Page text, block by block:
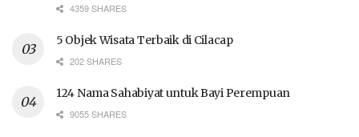
4359 SHARES
5 Objek Wisata Terbaik di Cilacap
202 SHARES
124 Nama Sahabiyat untuk Bayi Perempuan
9055 SHARES